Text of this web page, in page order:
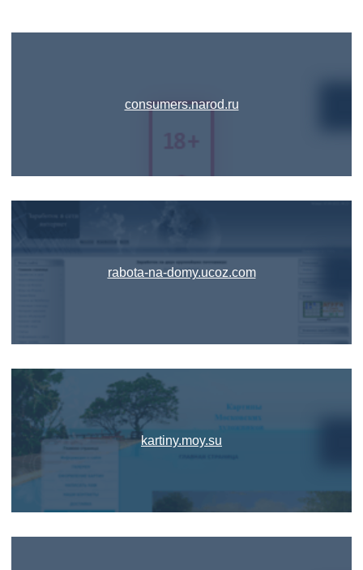
consumers.narod.ru
rabota-na-domy.ucoz.com
kartiny.moy.su